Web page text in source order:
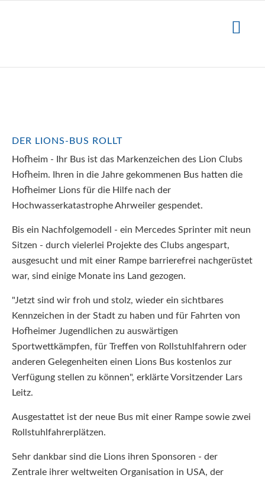
DER LIONS-BUS ROLLT
Hofheim - Ihr Bus ist das Markenzeichen des Lion Clubs
Hofheim. Ihren in die Jahre gekommenen Bus hatten die
Hofheimer Lions für die Hilfe nach der
Hochwasserkatastrophe Ahrweiler gespendet.
Bis ein Nachfolgemodell - ein Mercedes Sprinter mit neun
Sitzen - durch vielerlei Projekte des Clubs angespart,
ausgesucht und mit einer Rampe barrierefrei nachgerüstet
war, sind einige Monate ins Land gezogen.
"Jetzt sind wir froh und stolz, wieder ein sichtbares
Kennzeichen in der Stadt zu haben und für Fahrten von
Hofheimer Jugendlichen zu auswärtigen
Sportwettkämpfen, für Treffen von Rollstuhlfahrern oder
anderen Gelegenheiten einen Lions Bus kostenlos zur
Verfügung stellen zu können", erklärte Vorsitzender Lars
Leitz.
Ausgestattet ist der neue Bus mit einer Rampe sowie zwei
Rollstuhlfahrerplätzen.
Sehr dankbar sind die Lions ihren Sponsoren - der
Zentrale ihrer weltweiten Organisation in USA, der